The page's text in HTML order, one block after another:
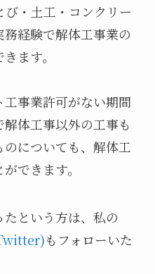
び・土工・コンクリー
経験で解体工事業の
ます。
事業許可がない期間
体工事以外の工事も
についても、解体工
できます。
という方は、私の
もフォローいた